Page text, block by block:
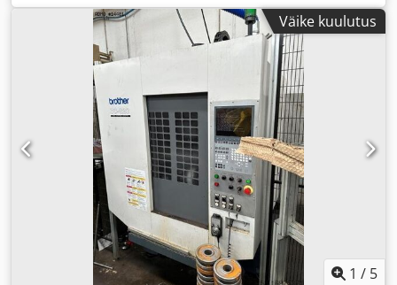
Väike kuulutus
1 / 5